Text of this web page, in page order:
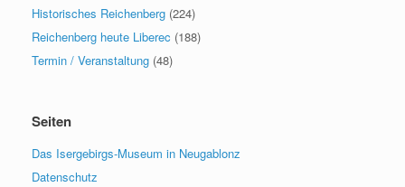
Historisches Reichenberg (224)
Reichenberg heute Liberec (188)
Termin / Veranstaltung (48)
Seiten
Das Isergebirgs-Museum in Neugablonz
Datenschutz